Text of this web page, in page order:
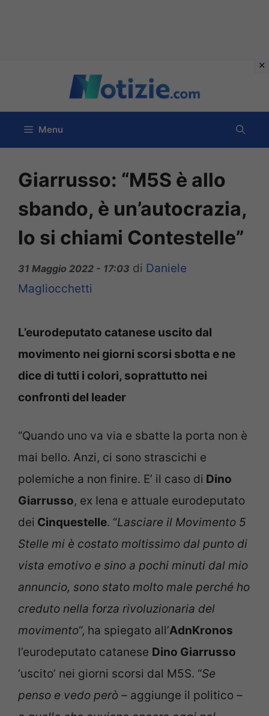
contenuto
Menu
Giarrusso: “M5S è allo
sbando, è un’autocrazia,
lo si chiami Contestelle”
31 Maggio 2022 - 17:03 di Daniele
Magliocchetti
L’eurodeputato catanese uscito dal
movimento nei giorni scorsi sbotta e ne
dice di tutti i colori, soprattutto nei
confronti del leader
“Quando uno va via e sbatte la porta non è
mai bello. Anzi, ci sono strascichi e
polemiche a non finire. E’ il caso di Dino
Giarrusso, ex Iena e attuale eurodeputato
dei Cinquestelle. “Lasciare il Movimento 5
Stelle mi è costato moltissimo dal punto di
vista emotivo e sino a pochi minuti dal mio
annuncio, sono stato molto male perché ho
creduto nella forza rivoluzionaria del
movimento“, ha spiegato all’AdnKronos
l’eurodeputato catanese Dino Giarrusso
‘uscito’ nei giorni scorsi dal M5S. “Se
penso e vedo però – aggiunge il politico –